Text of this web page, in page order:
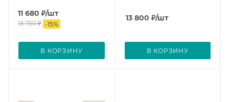
11 680 ₽/шт
13 750₽ -15%
В КОРЗИНУ
13 800 ₽/шт
В КОРЗИНУ